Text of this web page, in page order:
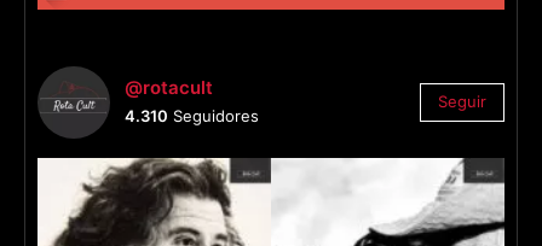
@rotacult
4.310 Seguidores
Seguir